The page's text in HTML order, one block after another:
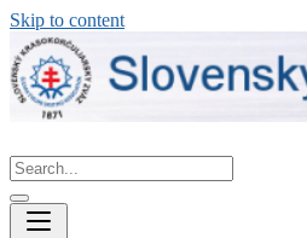
Skip to content